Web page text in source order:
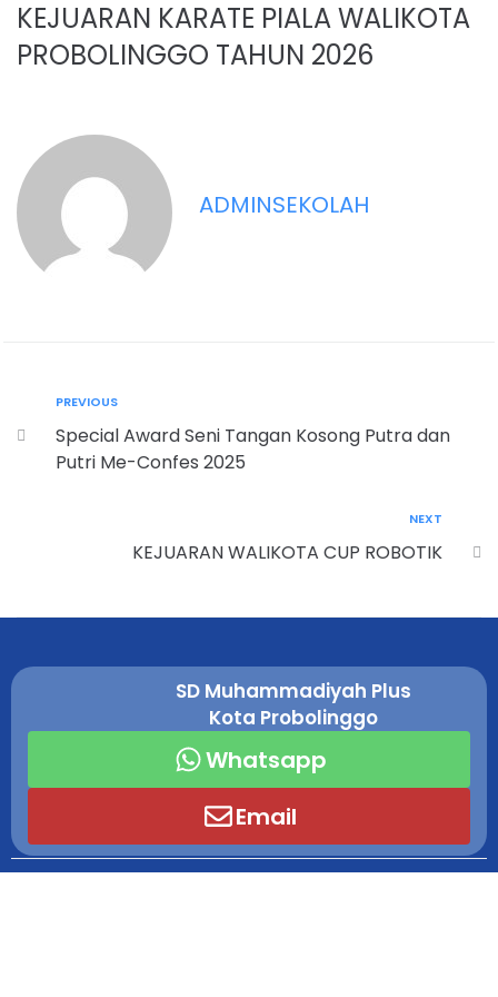
KEJUARAN KARATE PIALA WALIKOTA
PROBOLINGGO TAHUN 2026
ADMINSEKOLAH
PREVIOUS
Special Award Seni Tangan Kosong Putra dan
Putri Me-Confes 2025
NEXT
KEJUARAN WALIKOTA CUP ROBOTIK
SD Muhammadiyah Plus
Kota Probolinggo
Whatsapp
Email